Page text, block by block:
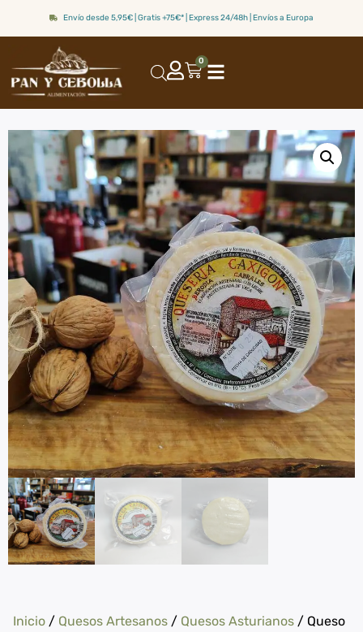
Envío desde 5,95€ | Gratis +75€* | Express 24/48h | Envíos a Europa
0
Inicio / Quesos Artesanos / Quesos Asturianos / Queso